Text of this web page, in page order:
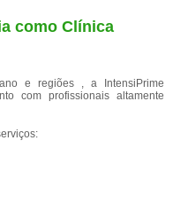
como Clínica
e regiões , a IntensiPrime
com profissionais altamente